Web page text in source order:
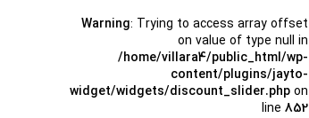
Warning: Trying to access array offset
on value of type null in
/home/villara4/public_html/wp-
content/plugins/jayto-
widget/widgets/discount_slider.php on
line852